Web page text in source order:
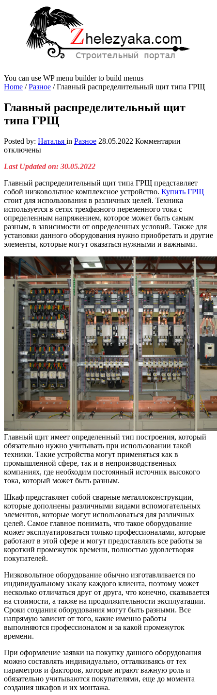
You can use WP menu builder to build menus
Home /Разное /Главный распределительный щит типа ГРЩ
Главный распределительный щит
типа ГРЩ
Posted by: Наталья in Разное 28.05.2022 Комментарии
типа
ГРЩ
отключены
Last Updated on: 30.05.2022
Главный распределительный щит типа ГРЩ представляет
собой низковольтное комплексное устройство. Купить ГРЩ
стоит для использования в различных целей. Техника
используется в сетях трехфазного переменного тока с
определенным напряжением, которое может быть самым
разным, в зависимости от определенных условий. Также для
установки данного оборудования нужно приобретать и другие
элементы, которые могут оказаться нужными и важными.
Главный щит имеет определенный тип построения, который
обязательно нужно учитывать при использовании такой
техники. Такие устройства могут применяться как в
промышленной сфере, так и в непроизводственных
компаниях, где необходим постоянный источник высокого
тока, который может быть разным.
Шкаф представляет собой сварные металлоконструкции,
которые дополнены различными видами вспомогательных
элементов, которые могут использоваться для различных
целей. Самое главное понимать, что такое оборудование
может эксплуатироваться только профессионалами, которые
работают в этой сфере и могут предоставлять все работы за
короткий промежуток времени, полностью удовлетворяя
покупателей.
Низковольтное оборудование обычно изготавливается по
индивидуальному заказу каждого клиента, поэтому может
несколько отличаться друг от друга, что конечно, сказывается
на стоимости, а также на продолжительности эксплуатации.
Сроки создания оборудования могут быть разными. Все
напрямую зависит от того, какие именно работы
выполняются профессионалом и за какой промежуток
времени.
При оформление заявки на покупку данного оборудования
можно составлять индивидуально, отталкиваясь от тех
параметров и факторов, которые играют важную роль и
обязательно учитываются покупателями, еще до момента
создания шкафов и их монтажа.